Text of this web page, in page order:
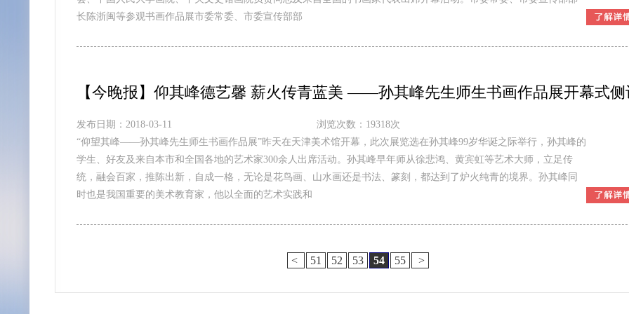
长陈浙闽等参观书画作品展市委常委、市委宣传部部
【今晚报】仰其峰德艺馨 薪火传青蓝美 ——孙其峰先生师生书画作品展开幕式侧
发布日期：2018-03-11
浏览次数：19318次
“仰望其峰——孙其峰先生师生书画作品展”昨天在天津美术馆开幕，此次展览选在孙其峰99岁华诞之际举行，孙其峰的
学生、好友及来自本市和全国各地的艺术家300余人出席活动。孙其峰早年师从徐悲鸿、黄宾虹等艺术大师，立足传
统，融会百家，推陈出新，自成一格，无论是花鸟画、山水画还是书法、篆刻，都达到了炉火纯青的境界。孙其峰同
时也是我国重要的美术教育家，他以全面的艺术实践和
< 51 52 53 54 55 >